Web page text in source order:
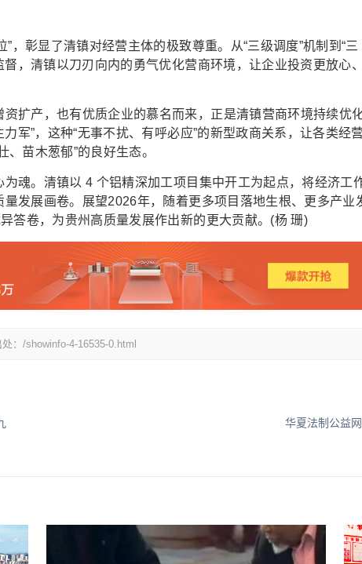
彰显了清镇对经营主体的极致尊重。从“三级调度”机制到“三
督，清镇以刀刃向内的勇气优化营商环境，让企业投资更放心
产，也有优质企业的慕名而来，正是清镇营商环境持续优
军”，这种“无事不扰、有呼必应”的新型政商关系，让各类经
苗木葱郁”的良好生态。
。清镇以 4 个铝精深加工项目集中开工为起点，将经济工
发展画卷。展望2026年，随着更多项目落地生根、更多产业
答卷，为贵州高质量发展作出新的更大贡献。(杨 珊)
：/showinfo-4-16535-0.html
华夏法制公益